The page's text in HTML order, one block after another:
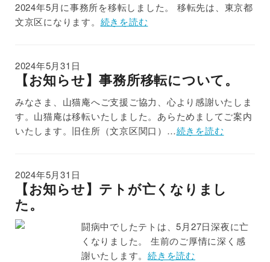
2024年5月に事務所を移転しました。 移転先は、東京都
文京区になります。 続きを読む
2024年5月31日
【お知らせ】事務所移転について。
みなさま、山猫庵へご支援ご協力、心より感謝いたしま
す。山猫庵は移転いたしました。あらためましてご案内
いたします。旧住所（文京区関口）…続きを読む
2024年5月31日
【お知らせ】テトが亡くなりまし
た。
闘病中でしたテトは、5月27日深夜に亡
くなりました。 生前のご厚情に深く感
謝いたします。続きを読む